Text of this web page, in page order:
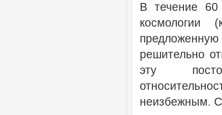
В течение
предложенную
решительно
эту
неизбежным.